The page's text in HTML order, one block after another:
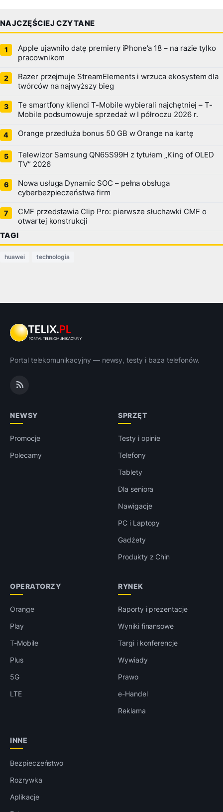
NAJCZĘŚCIEJ CZYTANE
Apple ujawniło datę premiery iPhone’a 18 – na razie tylko
pracownikom
Razer przejmuje StreamElements i wrzuca ekosystem dla
twórców na najwyższy bieg
Te smartfony klienci T-Mobile wybierali najchętniej – T-
Mobile podsumowuje sprzedaż w I półroczu 2026 r.
Orange przedłuża bonus 50 GB w Orange na kartę
Telewizor Samsung QN65S99H z tytułem „King of OLED
TV” 2026
Nowa usługa Dynamic SOC – pełna obsługa
cyberbezpieczeństwa firm
CMF przedstawia Clip Pro: pierwsze słuchawki CMF o
otwartej konstrukcji
TAGI
huawei technologia
Portal telekomunikacyjny — newsy, testy i baza telefonów.
NEWSY
Promocje
Polecamy
SPRZĘT
Testy i opinie
Telefony
Tablety
Dla seniora
Nawigacje
PC i Laptopy
Gadżety
Produkty z Chin
OPERATORZY
Orange
Play
T-Mobile
Plus
5G
LTE
RYNEK
Raporty i prezentacje
Wyniki finansowe
Targi i konferencje
Wywiady
Prawo
e-Handel
Reklama
INNE
Bezpieczeństwo
Rozrywka
Aplikacje